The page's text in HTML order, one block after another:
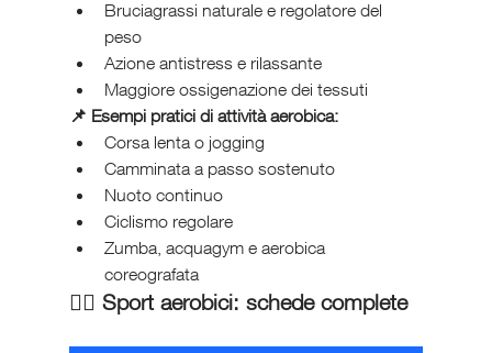
Bruciagrassi naturale e regolatore del
peso
Azione antistress e rilassante
Maggiore ossigenazione dei tessuti
📌 Esempi pratici di attività aerobica:
Corsa lenta o jogging
Camminata a passo sostenuto
Nuoto continuo
Ciclismo regolare
Zumba, acquagym e aerobica
coreografata
🏃‍♂️ Sport aerobici: schede complete